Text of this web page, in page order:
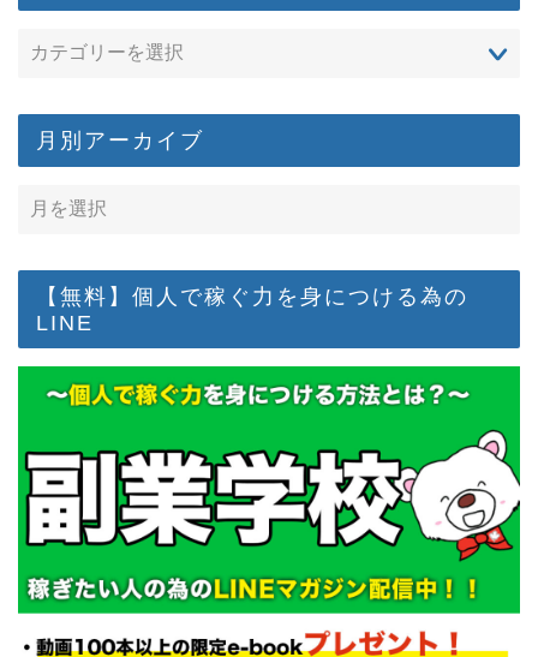
月別アーカイブ
【無料】個人で稼ぐ力を身につける為の
LINE